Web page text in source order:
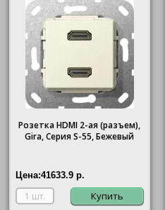
Розетка HDMI 2-ая (разъем),
Gira, Серия S-55, Бежевый
Цена:41633.9 р.
Купить